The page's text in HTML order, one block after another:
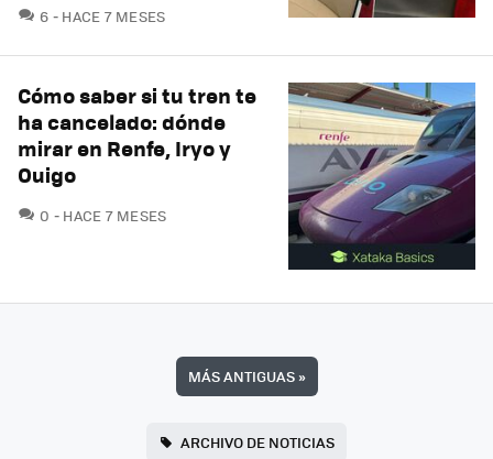
6 COMENTARIOS
HACE 7 MESES
Cómo saber si tu tren te
ha cancelado: dónde
mirar en Renfe, Iryo y
Ouigo
0 COMENTARIOS
HACE 7 MESES
MÁS ANTIGUAS»
ARCHIVO DE NOTICIAS